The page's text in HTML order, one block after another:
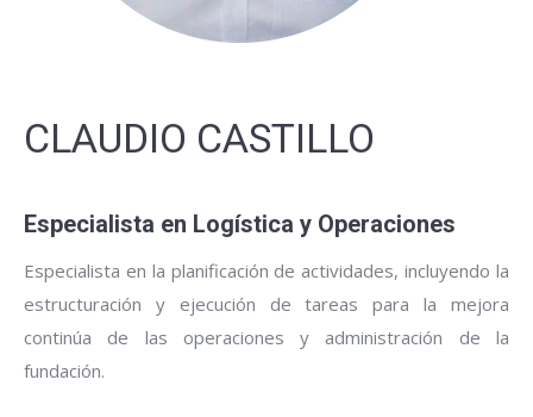
CLAUDIO CASTILLO
Especialista en Logística y Operaciones
Especialista en la planificación de actividades, incluyendo la
estructuración y ejecución de tareas para la mejora
continúa de las operaciones y administración de la
fundación.